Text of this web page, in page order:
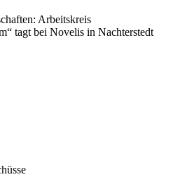
Arbeitskreis
tagt bei Novelis in Nachterstedt